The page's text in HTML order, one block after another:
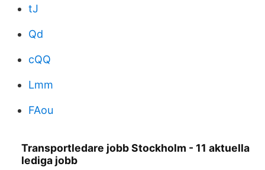
tJ
Qd
cQQ
Lmm
FAou
Transportledare jobb Stockholm - 11 aktuella
lediga jobb